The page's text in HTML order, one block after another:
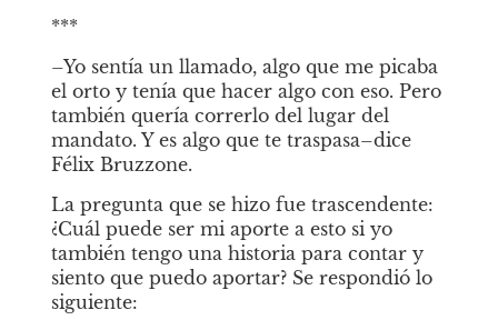
***
–Yo sentía un llamado, algo que me picaba
el orto y tenía que hacer algo con eso. Pero
también quería correrlo del lugar del
mandato. Y es algo que te traspasa–dice
Félix Bruzzone.
La pregunta que se hizo fue trascendente:
¿Cuál puede ser mi aporte a esto si yo
también tengo una historia para contar y
siento que puedo aportar? Se respondió lo
siguiente: